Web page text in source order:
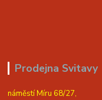
Prodejna Svitavy
náměstí Míru 68/27,